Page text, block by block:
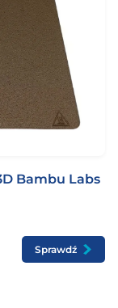
Bambu Labs
Sprawdź